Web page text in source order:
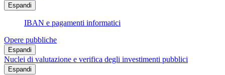
Espandi
IBAN e pagamenti informatici
Opere pubbliche
Espandi
Nuclei di valutazione e verifica degli investimenti pubblici
Espandi